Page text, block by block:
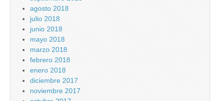
agosto 2018
julio 2018
junio 2018
mayo 2018
marzo 2018
febrero 2018
enero 2018
diciembre 2017
noviembre 2017